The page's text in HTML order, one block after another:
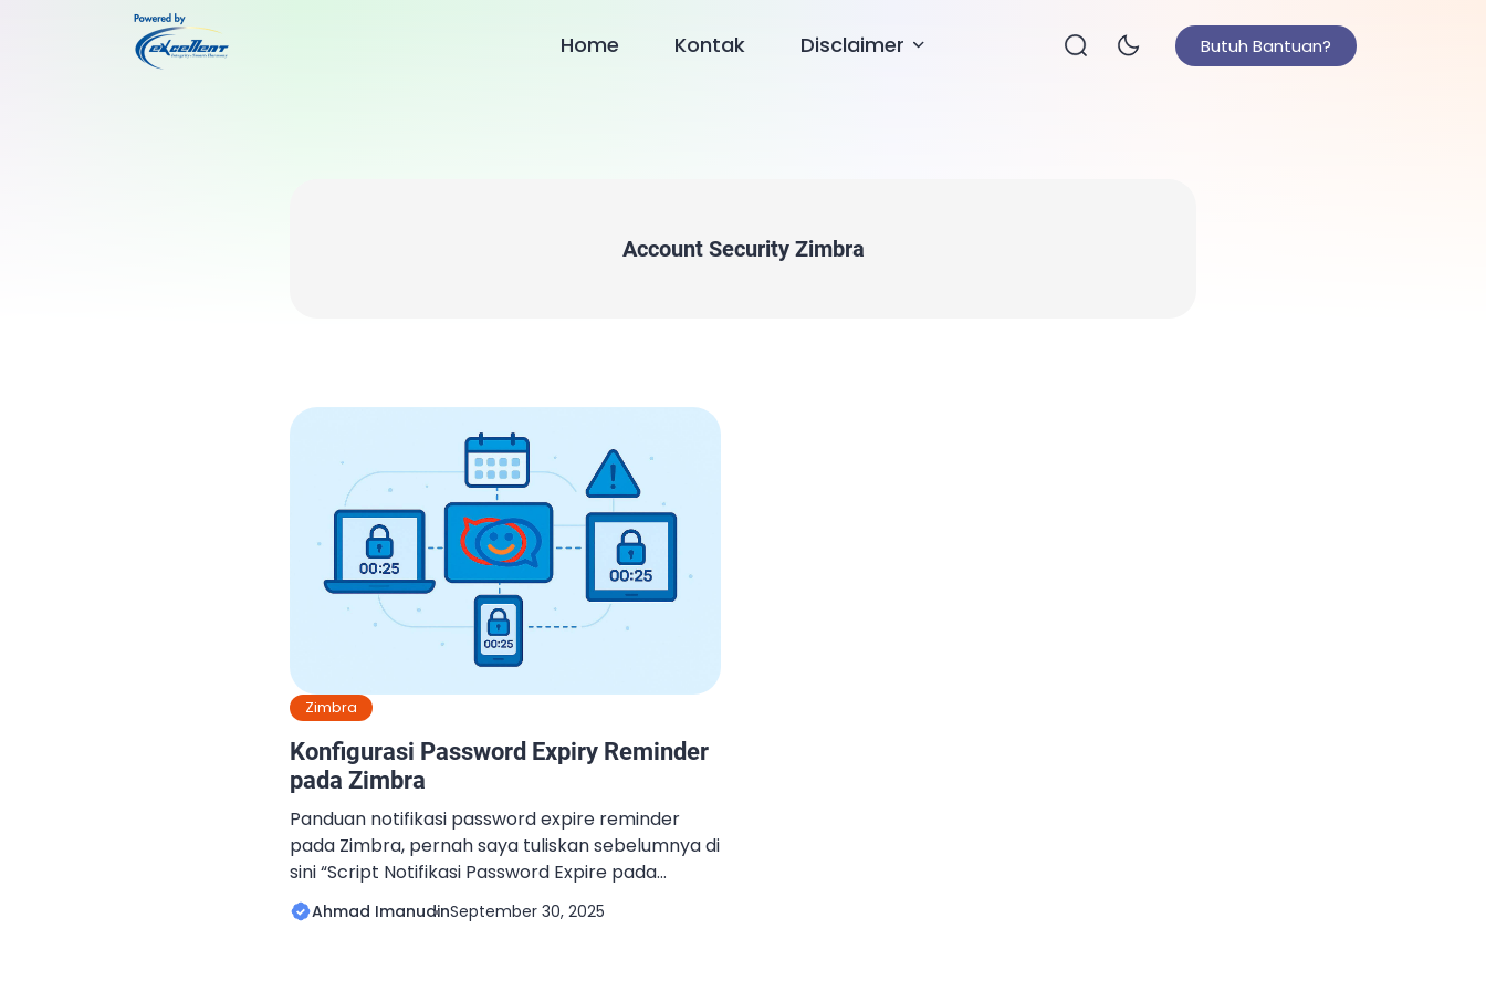
Home Kontak Disclaimer Butuh Bantuan?
Account Security Zimbra
Zimbra
Konfigurasi Password Expiry Reminder
pada Zimbra
Panduan notifikasi password expire reminder
pada Zimbra, pernah saya tuliskan sebelumnya di
sini “Script Notifikasi Password Expire pada
Zimbra Mail Server“. Namun, mulai dari Zimbra
versi 10.1.10, Zimbra menambahkan fitur tersebut
Ahmad ImanudinSeptember 30, 2025